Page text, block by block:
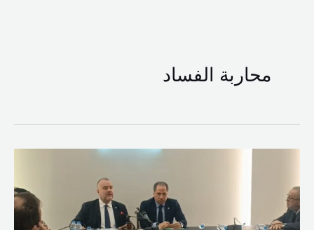
محاربة الفساد
عبد
المسيح
يعلن